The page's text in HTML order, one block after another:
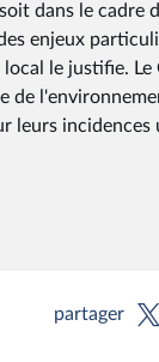
dans le cadre
enjeux
le justifie. Le
de
leurs
partager